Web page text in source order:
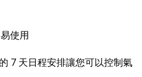
使用
7 天日程安排讓您可以控制氣